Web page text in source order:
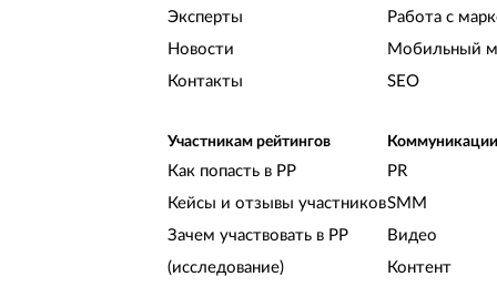
Эксперты
Новости
Контакты
Участникам рейтингов
Как попасть в РР
Кейсы и отзывы участников
Зачем участвовать в РР
(исследование)
Работа с
Мобильный
SEO
Коммуникации
PR
SMM
Видео
Контент